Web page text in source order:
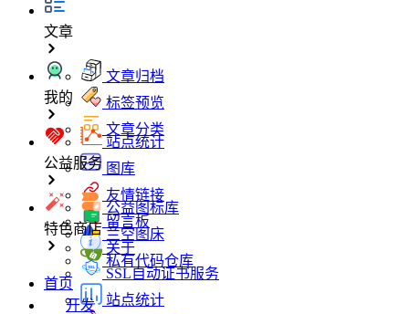
文章
文章归档
标签预览
文章分类
我的
站点统计
图库
友情链接
留言板
关于
公益服务
公益图标库
兰空图床
私有代码仓库
特色商店
SSL自动证书服务
站点统计
首页
开发